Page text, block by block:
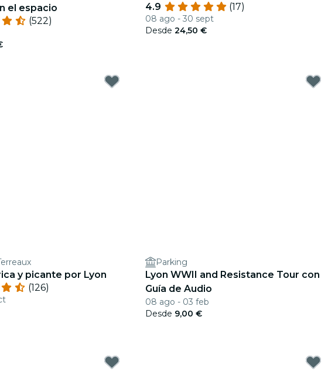
el espacio
(522)
4.9
(17)
08 ago - 30 sept
Desde 24,50 €
y picante por Lyon
(126)
Parking
Lyon WWII and Resistance Tour con
Guía de Audio
08 ago - 03 feb
Desde 9,00 €